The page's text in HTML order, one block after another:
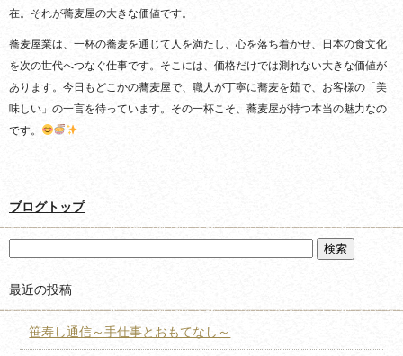
在。それが蕎麦屋の大きな価値です。
蕎麦屋業は、一杯の蕎麦を通じて人を満たし、心を落ち着かせ、日本の食文化
を次の世代へつなぐ仕事です。そこには、価格だけでは測れない大きな価値が
あります。今日もどこかの蕎麦屋で、職人が丁寧に蕎麦を茹で、お客様の「美
味しい」の一言を待っています。その一杯こそ、蕎麦屋が持つ本当の魅力なの
です。
ブログトップ
最近の投稿
笹寿し通信～手仕事とおもてなし～